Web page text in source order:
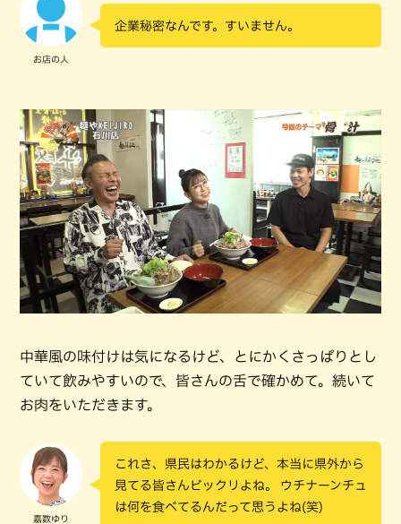
お店の人
企業秘密なんです。すいません。
中華風の味付けは気になるけど、とにかくさっぱりとし
ていて飲みやすいので、皆さんの舌で確かめて。続いて
お肉をいただきます。
嘉数ゆり
これさ、県民はわかるけど、本当に県外から
見てる皆さんビックリよね。 ウチナーンチュ
は何を食べてるんだって思うよね(笑)